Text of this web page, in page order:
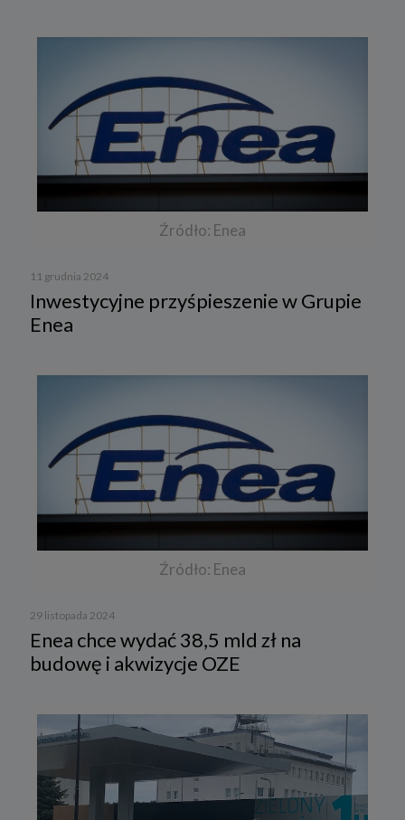
Źródło: Enea
11 grudnia 2024
Inwestycyjne przyśpieszenie w Grupie
Enea
Źródło: Enea
29 listopada 2024
Enea chce wydać 38,5 mld zł na
budowę i akwizycje OZE